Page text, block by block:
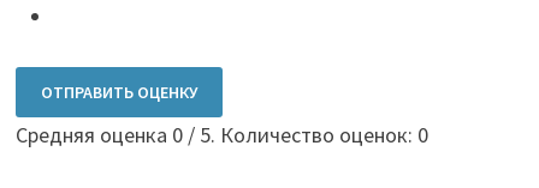
ОТПРАВИТЬ ОЦЕНКУ
Средняя оценка 0/ 5. Количество оценок: 0